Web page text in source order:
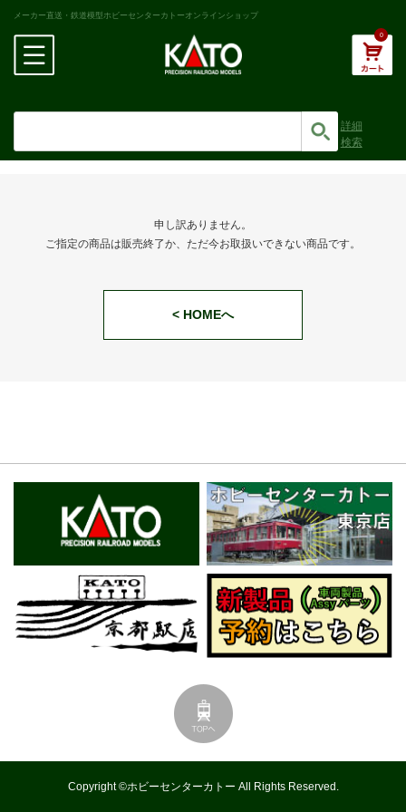
メーカー直送・鉄道模型ホビーセンターカトーオンラインショップ
0
詳細
検索
申し訳ありません。
ご指定の商品は販売終了か、ただ今お取扱いできない商品です。
< HOMEへ
Copyright ©ホビーセンターカトー All Rights Reserved.